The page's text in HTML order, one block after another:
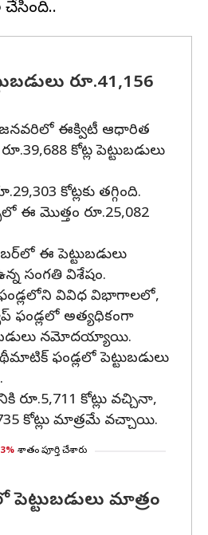
రూ.41,156
జనవరిలో ఈక్విటీ ఆధారిత
కోట్ల పెట్టుబడులు
కోట్లకు తగ్గింది.
ఈ మొత్తం రూ.25,082
ఈ పెట్టుబడులు
సంగతి విశేషం.
వివిధ విభాగాలలో,
ఫండ్లలో అత్యధికంగా
నమోదయ్యాయి.
ఫండ్లలో పెట్టుబడులు
కోట్లు వచ్చినా,
కోట్లు మాత్రమే వచ్చాయి.
శాతం పూర్తి చేశారు
పెట్టుబడులు మాత్రం